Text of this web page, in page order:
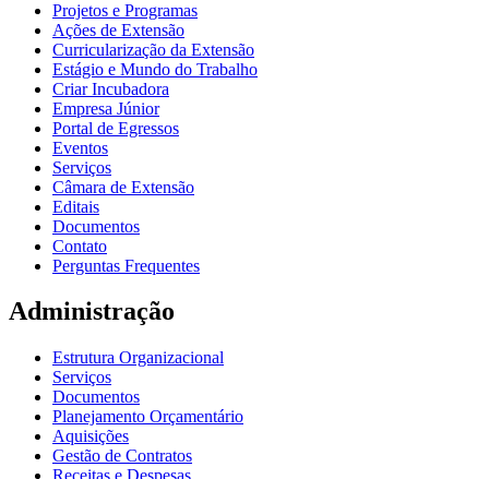
Projetos e Programas
Ações de Extensão
Curricularização da Extensão
Estágio e Mundo do Trabalho
Criar Incubadora
Empresa Júnior
Portal de Egressos
Eventos
Serviços
Câmara de Extensão
Editais
Documentos
Contato
Perguntas Frequentes
Administração
Estrutura Organizacional
Serviços
Documentos
Planejamento Orçamentário
Aquisições
Gestão de Contratos